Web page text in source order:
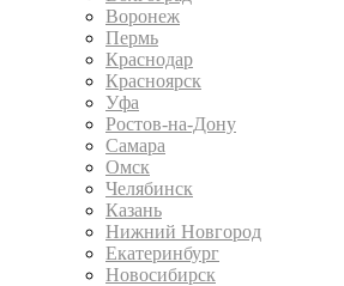
Воронеж
Пермь
Краснодар
Красноярск
Уфа
Ростов-на-Дону
Самара
Омск
Челябинск
Казань
Нижний Новгород
Екатеринбург
Новосибирск